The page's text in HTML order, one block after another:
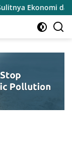
Pasar UMKM